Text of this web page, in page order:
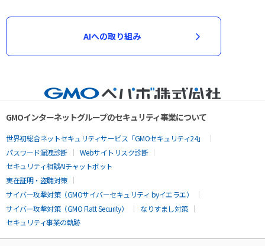
AIへの取り組み
GMOインターネットグループのセキュリティ事業について
世界初総合ネットセキュリティサービス「GMOセキュリティ24」
パスワード漏洩診断
Webサイトリスク診断
セキュリティ相談AIチャットボット
実在証明・盗聴対策
サイバー攻撃対策（GMOサイバーセキュリティ byイエラエ）
サイバー攻撃対策（GMO Flatt Security）
なりすまし対策
セキュリティ事業の軌跡